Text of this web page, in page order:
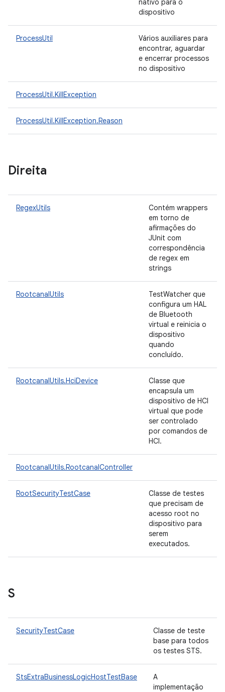
nativo para o
dispositivo
ProcessUtil
Vários auxiliares para
encontrar, aguardar
e encerrar processos
no dispositivo
ProcessUtil.KillException
ProcessUtil.KillException.Reason
Direita
RegexUtils
Contém wrappers
em torno de
afirmações do
JUnit com
correspondência
de regex em
strings
RootcanalUtils
TestWatcher que
configura um HAL
de Bluetooth
virtual e reinicia o
dispositivo
quando
concluído.
RootcanalUtils.HciDevice
Classe que
encapsula um
dispositivo de HCI
virtual que pode
ser controlado
por comandos de
HCI.
RootcanalUtils.RootcanalController
RootSecurityTestCase
Classe de testes
que precisam de
acesso root no
dispositivo para
serem
executados.
S
SecurityTestCase
Classe de teste
base para todos
os testes STS.
StsExtraBusinessLogicHostTestBase
A
implementação